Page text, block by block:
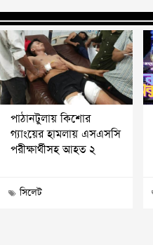
পাঠানটুলায় কিশোর
গ্যাংয়ের হামলায় এসএসসি
পরীক্ষার্থীসহ আহত ২
সিলেট